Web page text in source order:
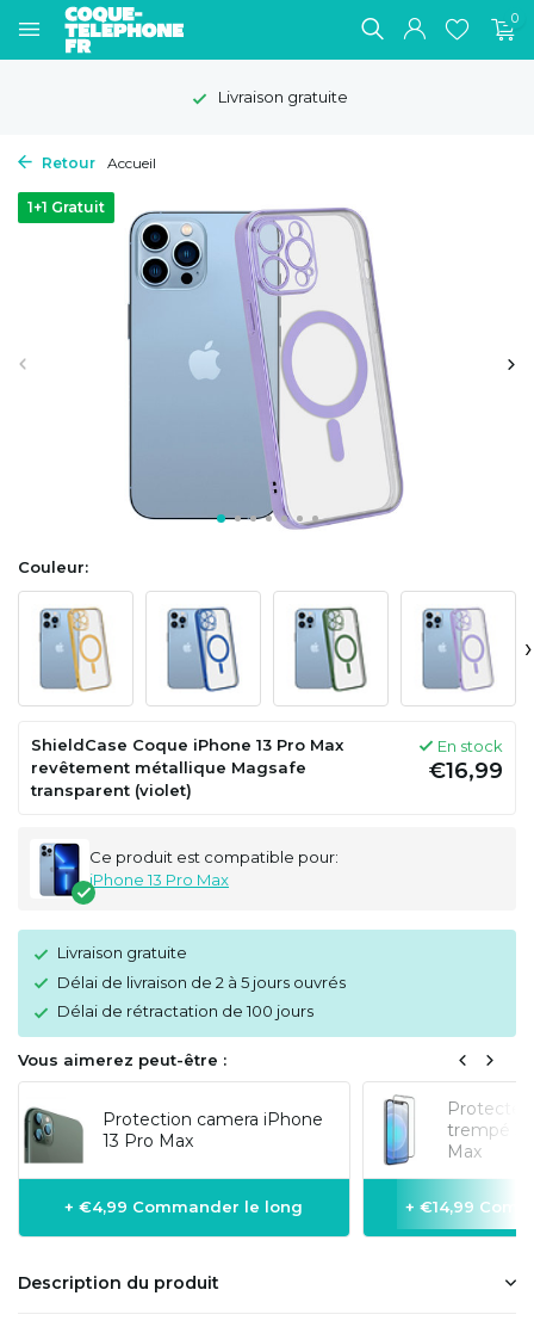
0
Livraison gratuite
Retour Accueil
1+1 Gratuit
Couleur:
›
ShieldCase Coque iPhone 13 Pro Max
revêtement métallique Magsafe
transparent (violet)
En stock
€16,99
Ce produit est compatible pour:
iPhone 13 Pro Max
Livraison gratuite
Délai de livraison de 2 à 5 jours ouvrés
Délai de rétractation de 100 jours
Vous aimerez peut-être :
Protection camera iPhone
13 Pro Max
+ €4,99 Commander le long
trempé
Max
+ €14,99
Description du produit